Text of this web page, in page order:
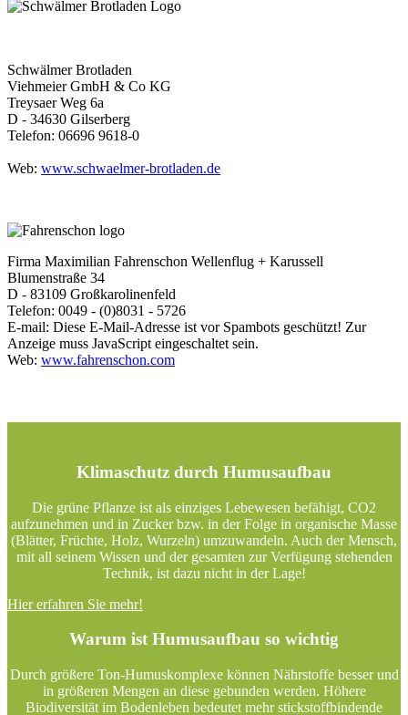
Schwälmer Brotladen
Viehmeier GmbH & Co KG
Treysaer Weg 6a
D - 34630 Gilserberg
Telefon: 06696 9618-0
Web: www.schwaelmer-brotladen.de
Firma Maximilian Fahrenschon Wellenflug + Karussell
Blumenstraße 34
D - 83109 Großkarolinenfeld
Telefon: 0049 - (0)8031 - 5726
E-mail: Diese E-Mail-Adresse ist vor Spambots geschützt! Zur
Anzeige muss JavaScript eingeschaltet sein.
Web: www.fahrenschon.com
Klimaschutz durch Humusaufbau
Die grüne Pflanze ist als einziges Lebewesen befähigt, CO2
aufzunehmen und in Zucker bzw. in der Folge in organische Masse
(Blätter, Früchte, Holz, Wurzeln) umzuwandeln. Auch der Mensch,
mit all seinem Wissen und der gesamten zur Verfügung stehenden
Technik, ist dazu nicht in der Lage!
Hier erfahren Sie mehr!
Warum ist Humusaufbau so wichtig
Durch größere Ton-Humuskomplexe können Nährstoffe besser und
in größeren Mengen an diese gebunden werden. Höhere
Biodiversität im Bodenleben bedeutet mehr stickstoffbindende